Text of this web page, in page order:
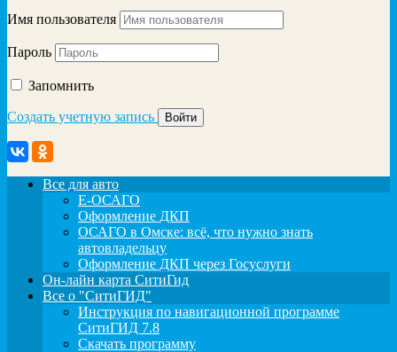
Имя пользователя
Пароль
Запомнить
Создать учетную запись
Все для авто
Е-ОСАГО
Оформление ДКП
ОСАГО в Омске: всё, что нужно знать
автовладельцу
Оформление ДКП через Госуслуги
Он-лайн карта СитиГид
Все о "СитиГИД"
Инструкция по навигационной программе
СитиГИД 7.8
Скачать программу